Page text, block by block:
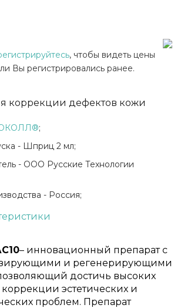
, чтобы видеть цены
Вы регистрировались ранее.
коррекции дефектов кожи
;
- Шприц 2 мл;
- ООО Русские Технологии
- Россия;
– инновационный препарат с
и регенерирующими
достичь высоких
коррекции эстетических и
проблем. Препарат